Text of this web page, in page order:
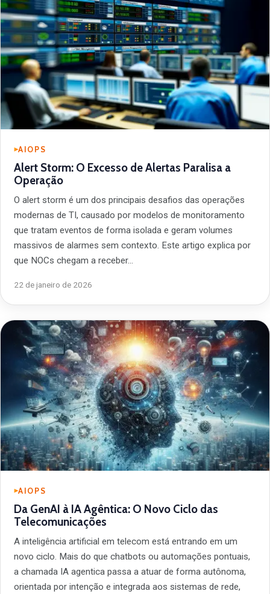
AIOPS
Alert Storm: O Excesso de Alertas Paralisa a
Operação
O alert storm é um dos principais desafios das operações
modernas de TI, causado por modelos de monitoramento
que tratam eventos de forma isolada e geram volumes
massivos de alarmes sem contexto. Este artigo explica por
que NOCs chegam a receber…
22 de janeiro de 2026
AIOPS
Da GenAI à IA Agêntica: O Novo Ciclo das
Telecomunicações
A inteligência artificial em telecom está entrando em um
novo ciclo. Mais do que chatbots ou automações pontuais,
a chamada IA agentica passa a atuar de forma autônoma,
orientada por intenção e integrada aos sistemas de rede,